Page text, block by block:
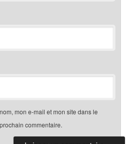
mon e-mail et mon site dans le
commentaire.